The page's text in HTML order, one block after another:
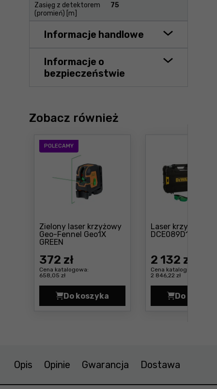
Zasięg z detektorem
(promień) [m]
75
Informacje handlowe
Informacje o
bezpieczeństwie
Zobacz również
POLECAMY
Zielony laser krzyżowy
Geo-Fennel Geo1X
GREEN
372 zł
Cena katalogowa:
658,05 zł
Do koszyka
Zielony laser krzyżowy Geo-
Laser krzyżowy
DCE089D1G
2 132 zł
Cena katalogowa:
2 846,22 zł
Do
Opis Opinie Gwarancja Dostawa